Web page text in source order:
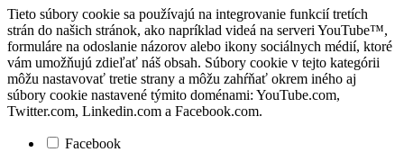
Tieto súbory cookie sa používajú na integrovanie funkcií tretích
strán do našich stránok, ako napríklad videá na serveri YouTube™,
formuláre na odoslanie názorov alebo ikony sociálnych médií, ktoré
vám umožňujú zdieľať náš obsah. Súbory cookie v tejto kategórii
môžu nastavovať tretie strany a môžu zahŕňať okrem iného aj
súbory cookie nastavené týmito doménami: YouTube.com,
Twitter.com, Linkedin.com a Facebook.com.
Facebook